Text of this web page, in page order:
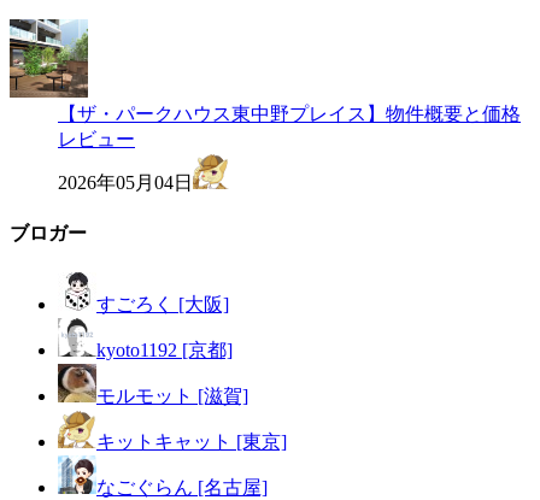
【ザ・パークハウス東中野プレイス】物件概要と価格
レビュー
2026年05月04日
ブロガー
すごろく [大阪]
kyoto1192 [京都]
モルモット [滋賀]
キットキャット [東京]
なごぐらん [名古屋]